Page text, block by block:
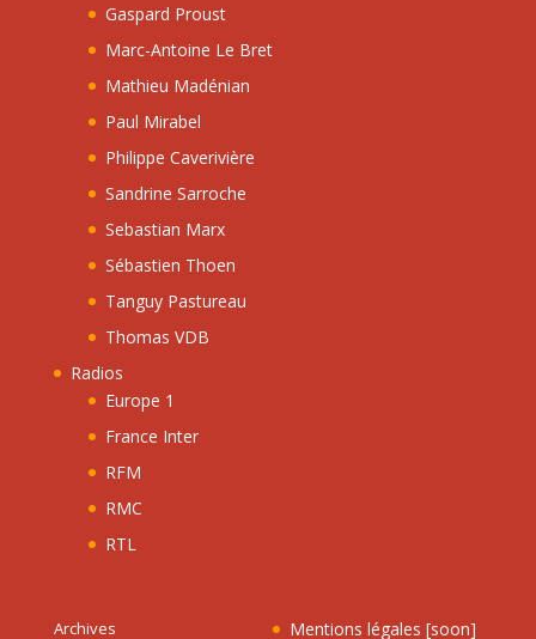
Gaspard Proust
Marc-Antoine Le Bret
Mathieu Madénian
Paul Mirabel
Philippe Caverivière
Sandrine Sarroche
Sebastian Marx
Sébastien Thoen
Tanguy Pastureau
Thomas VDB
Radios
Europe 1
France Inter
RFM
RMC
RTL
Archives Mentions légales [soon]